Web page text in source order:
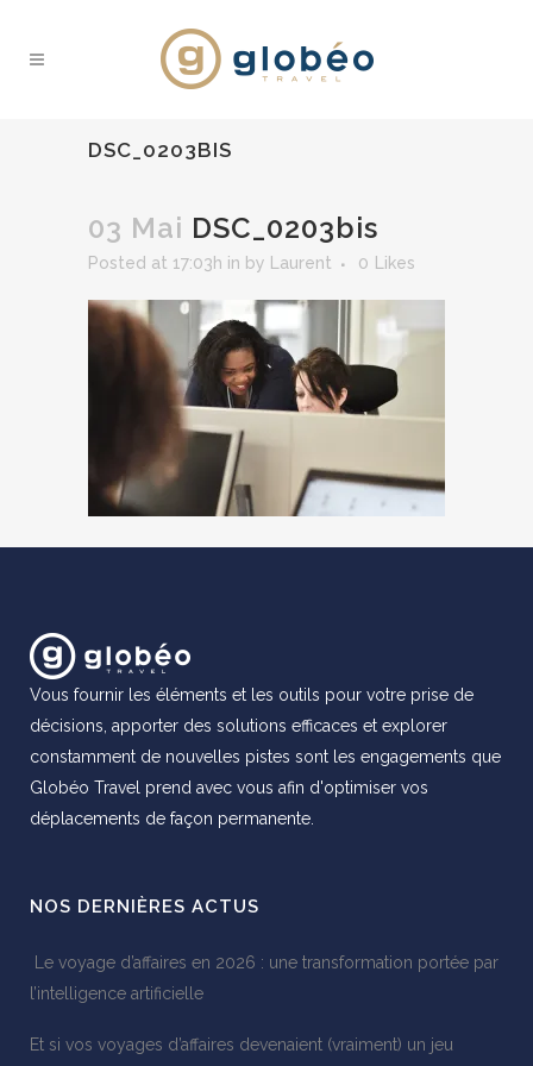
DSC_0203BIS
03 Mai DSC_0203bis
Posted at 17:03h in by Laurent 0 Likes
Vous fournir les éléments et les outils pour votre prise de
décisions, apporter des solutions efficaces et explorer
constamment de nouvelles pistes sont les engagements que
Globéo Travel prend avec vous afin d'optimiser vos
déplacements de façon permanente.
NOS DERNIÈRES ACTUS
Le voyage d’affaires en 2026 : une transformation portée par
l’intelligence artificielle
Et si vos voyages d’affaires devenaient (vraiment) un jeu